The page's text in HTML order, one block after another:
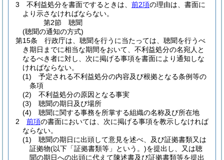
3
不利益処分を書面でするときは、 前2項の理由は、書面に
より示さなければならない。
第2節
聴聞
(聴聞の通知の方式)
第15条
行政庁は、聴聞を行うに当たっては、聴聞を行うべ
き期日までに相当な期間をおいて、不利益処分の名宛人と
なるべき者に対し、次に掲げる事項を書面により通知しな
ければならない。
(1)
予定される不利益処分の内容及び根拠となる条例等の
条項
(2)
不利益処分の原因となる事実
(3)
聴聞の期日及び場所
(4)
聴聞に関する事務を所掌する組織の名称及び所在地
2
前項の書面においては、次に掲げる事項を教示しなければ
ならない。
(1)
聴聞の期日に出頭して意見を述べ、及び証拠書類又は
証拠物(以下「証拠書類等」という。)を提出し、又は聴
聞の期日への出頭に代えて陳述書及び証拠書類等を提出